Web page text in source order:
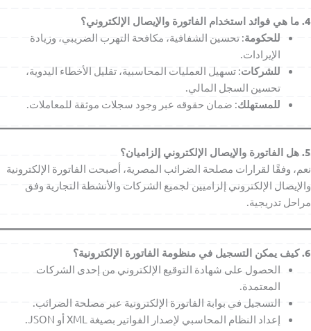
4. ما هي فوائد استخدام الفاتورة والإيصال الإلكتروني؟
للحكومة: تحسين الشفافية، مكافحة التهرب الضريبي، وزيادة
الإيرادات.
للشركات: تسهيل العمليات المحاسبية، تقليل الأخطاء اليدوية،
تحسين السجل المالي.
للمستهلك: ضمان حقوقه عبر وجود سجلات موثقة للمعاملات.
5. هل الفاتورة والإيصال الإلكتروني إلزاميان؟
نعم، وفقًا لقرارات مصلحة الضرائب المصرية، أصبحت الفاتورة الإلكترونية
والإيصال الإلكتروني إلزاميين لجميع الشركات والأنشطة التجارية وفق
مراحل تدريجية.
6. كيف يمكن التسجيل في منظومة الفاتورة الإلكترونية؟
الحصول على شهادة التوقيع الإلكتروني من إحدى الشركات
المعتمدة.
التسجيل في بوابة الفاتورة الإلكترونية عبر مصلحة الضرائب.
إعداد النظام المحاسبي لإصدار الفواتير بصيغة XML أو JSON.